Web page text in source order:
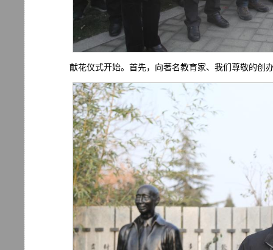
献花仪式开始。首先，向著名教育家、我们尊敬的创